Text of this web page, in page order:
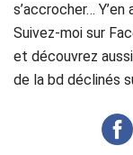
s’accrocher… Y’en
Suivez-moi sur
et découvrez
de la bd déclinés